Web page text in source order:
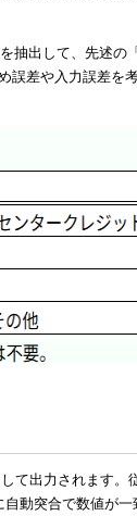
抽出して、先述の
誤差や入力誤差を
して出力されます。
動突合で数値が一